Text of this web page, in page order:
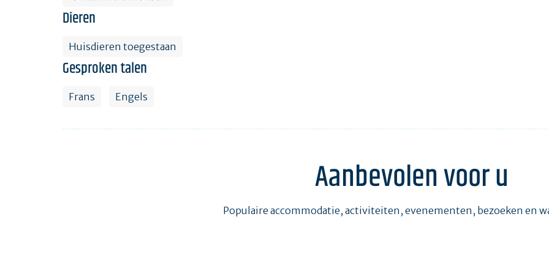
Dieren
Huisdieren toegestaan
Gesproken talen
Frans Engels
Aanbevolen voor u
Populaire accommodatie, activiteiten, evenementen, bezoeken en